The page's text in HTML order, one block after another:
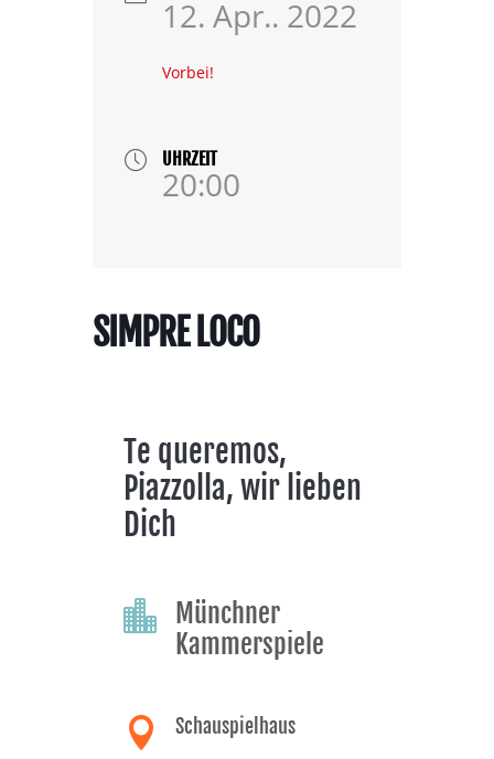
12. Apr.. 2022
Vorbei!
UHRZEIT
20:00
SIMPRE LOCO
Te queremos,
Piazzolla, wir lieben
Dich

Münchner
Kammerspiele

Schauspielhaus